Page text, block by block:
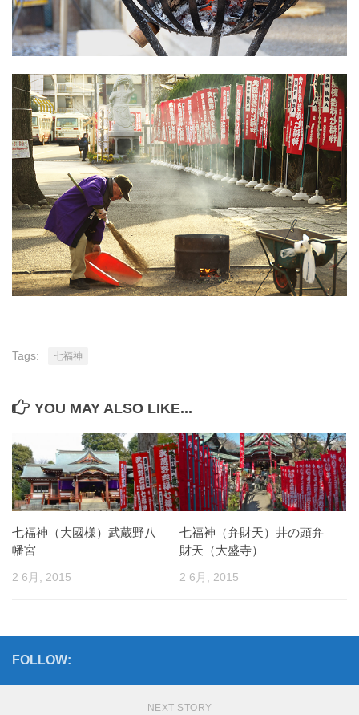
Tags: 七福神
YOU MAY ALSO LIKE...
七福神（大國様）武蔵野八
幡宮
2 6月, 2015
七福神（弁財天）井の頭弁
財天（大盛寺）
2 6月, 2015
FOLLOW:
NEXT STORY